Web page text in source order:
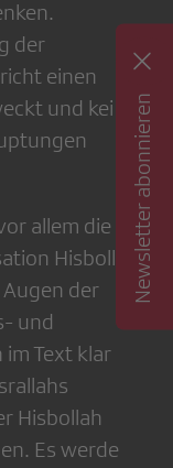
der
einen
und keine
allem die
Hisbollah
der
und
Text klar
Hisbollah
Es werde
Newsletter abonnieren